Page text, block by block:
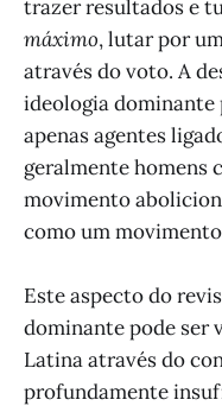
trazer resultados e
máximo, lutar por
através do voto. A
ideologia dominante
apenas agentes
geralmente homens
movimento
como um
Este aspecto do
dominante pode ser
Latina através do
profundamente